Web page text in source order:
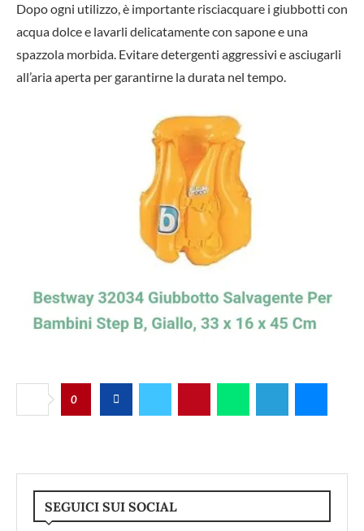
Dopo ogni utilizzo, è importante risciacquare i giubbotti con
acqua dolce e lavarli delicatamente con sapone e una
spazzola morbida. Evitare detergenti aggressivi e asciugarli
all’aria aperta per garantirne la durata nel tempo.
0
SEGUICI SUI SOCIAL